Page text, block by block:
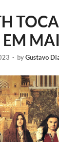
EM
- byGustavo